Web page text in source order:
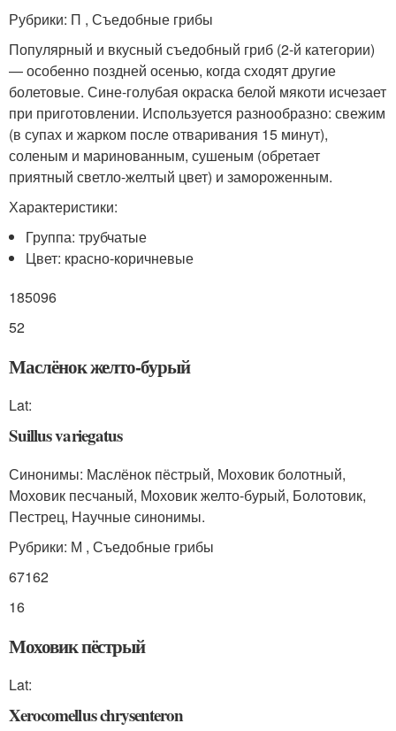
Рубрики: П , Съедобные грибы
Популярный и вкусный съедобный гриб (2-й категории)
— особенно поздней осенью, когда сходят другие
болетовые. Сине-голубая окраска белой мякоти исчезает
при приготовлении. Используется разнообразно: свежим
(в супах и жарком после отваривания 15 минут),
соленым и маринованным, сушеным (обретает
приятный светло-желтый цвет) и замороженным.
Характеристики:
Группа: трубчатые
Цвет: красно-коричневые
185096
52
Маслёнок желто-бурый
Lat:
Suillus variegatus
Синонимы: Маслёнок пёстрый, Моховик болотный,
Моховик песчаный, Моховик желто-бурый, Болотовик,
Пестрец, Научные синонимы.
Рубрики: М , Съедобные грибы
67162
16
Моховик пёстрый
Lat:
Xerocomellus chrysenteron